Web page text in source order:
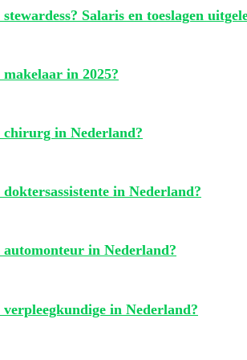
Salaris en toeslagen
in 2025?
chirurg in Nederland?
in Nederland?
in Nederland?
in Nederland?